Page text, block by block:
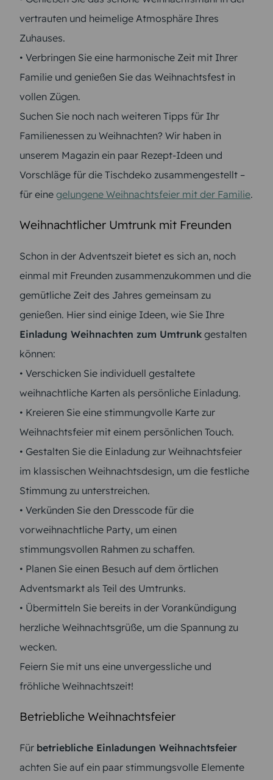
vertrauten und heimelige Atmosphäre Ihres
Zuhauses.
• Verbringen Sie eine harmonische Zeit mit Ihrer
Familie und genießen Sie das Weihnachtsfest in
vollen Zügen.
Suchen Sie noch nach weiteren Tipps für Ihr
Familienessen zu Weihnachten? Wir haben in
unserem Magazin ein paar Rezept-Ideen und
Vorschläge für die Tischdeko zusammengestellt –
für eine gelungene Weihnachtsfeier mit der Familie.
Weihnachtlicher Umtrunk mit Freunden
Schon in der Adventszeit bietet es sich an, noch
einmal mit Freunden zusammenzukommen und die
gemütliche Zeit des Jahres gemeinsam zu
genießen. Hier sind einige Ideen, wie Sie Ihre
Einladung Weihnachten zum Umtrunk gestalten
können:
• Verschicken Sie individuell gestaltete
weihnachtliche Karten als persönliche Einladung.
• Kreieren Sie eine stimmungvolle Karte zur
Weihnachtsfeier mit einem persönlichen Touch.
• Gestalten Sie die Einladung zur Weihnachtsfeier
im klassischen Weihnachtsdesign, um die festliche
Stimmung zu unterstreichen.
• Verkünden Sie den Dresscode für die
vorweihnachtliche Party, um einen
stimmungsvollen Rahmen zu schaffen.
• Planen Sie einen Besuch auf dem örtlichen
Adventsmarkt als Teil des Umtrunks.
• Übermitteln Sie bereits in der Vorankündigung
herzliche Weihnachtsgrüße, um die Spannung zu
wecken.
Feiern Sie mit uns eine unvergessliche und
fröhliche Weihnachtszeit!
Betriebliche Weihnachtsfeier
Für betriebliche Einladungen Weihnachtsfeier
achten Sie auf ein paar stimmungsvolle Elemente